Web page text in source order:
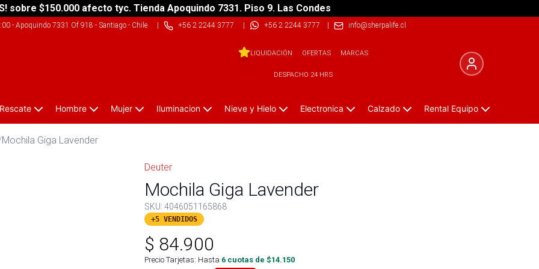
sobre $150.000 afecto tyc. Tienda Apoquindo 7331. Piso 9. Las Condes
- Apoquindo 7331 Of 918 - Santiago - Chile| +56 2 2244 3777 | +56 2 2244 3777 | info@sherpalife.cl
LIQUIDACIÓN OFERTAS MARCAS
DESPACHO 24 HRS
Hombre Mujer Iluminacion Nieve y Hielo Electronica Calzado Rental Equipo
Mochila Giga Lavender
Deuter
Mochila Giga Lavender
SKU: 4046051165868
+5 VENDIDOS
$ 84.900
Precio Tarjetas: Hasta 6 cuotas de $14.150